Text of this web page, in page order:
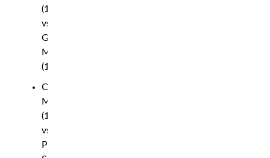
(186)
vs.
Gerald
Meerschaert
(185.6)
Chepe
Mariscal
(145.6)
vs.
Pat